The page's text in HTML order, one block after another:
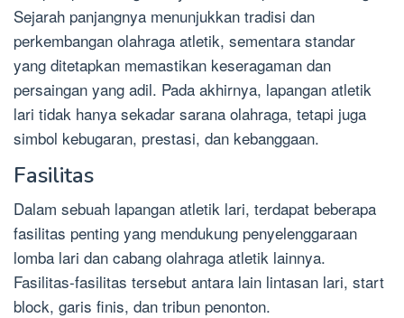
Sejarah panjangnya menunjukkan tradisi dan
perkembangan olahraga atletik, sementara standar
yang ditetapkan memastikan keseragaman dan
persaingan yang adil. Pada akhirnya, lapangan atletik
lari tidak hanya sekadar sarana olahraga, tetapi juga
simbol kebugaran, prestasi, dan kebanggaan.
Fasilitas
Dalam sebuah lapangan atletik lari, terdapat beberapa
fasilitas penting yang mendukung penyelenggaraan
lomba lari dan cabang olahraga atletik lainnya.
Fasilitas-fasilitas tersebut antara lain lintasan lari, start
block, garis finis, dan tribun penonton.